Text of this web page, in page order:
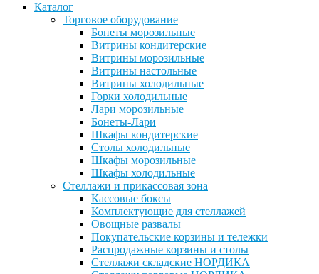
Каталог
Торговое оборудование
Бонеты морозильные
Витрины кондитерские
Витрины морозильные
Витрины настольные
Витрины холодильные
Горки холодильные
Лари морозильные
Бонеты-Лари
Шкафы кондитерские
Столы холодильные
Шкафы морозильные
Шкафы холодильные
Стеллажи и прикассовая зона
Кассовые боксы
Комплектующие для стеллажей
Овощные развалы
Покупательские корзины и тележки
Распродажные корзины и столы
Стеллажи складские НОРДИКА